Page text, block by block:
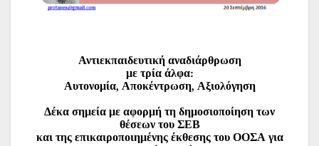
Αντιεκπαιδευτική αναδιάρθρωση
με τρία άλφα:
Αυτονομία, Αποκέντρωση, Αξιολόγηση
Δέκα σημεία με αφορμή τη δημοσιοποίηση των
θέσεων του ΣΕΒ
και της επικαιροποιημένης έκθεσης του ΟΟΣΑ για